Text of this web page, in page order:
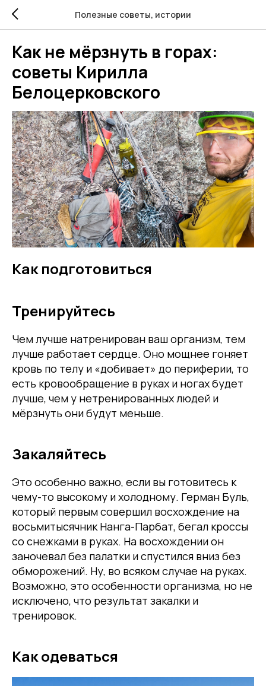
Полезные советы, истории
Как не мёрзнуть в горах:
советы Кирилла
Белоцерковского
Как подготовиться
Тренируйтесь
Чем лучше натренирован ваш организм, тем
лучше работает сердце. Оно мощнее гоняет
кровь по телу и «добивает» до периферии, то
есть кровообращение в руках и ногах будет
лучше, чем у нетренированных людей и
мёрзнуть они будут меньше.
Закаляйтесь
Это особенно важно, если вы готовитесь к
чему-то высокому и холодному. Герман Буль,
который первым совершил восхождение на
восьмитысячник Нанга-Парбат, бегал кроссы
со снежками в руках. На восхождении он
заночевал без палатки и спустился вниз без
обморожений. Ну, во всяком случае на руках.
Возможно, это особенности организма, но не
исключено, что результат закалки и
тренировок.
Как одеваться